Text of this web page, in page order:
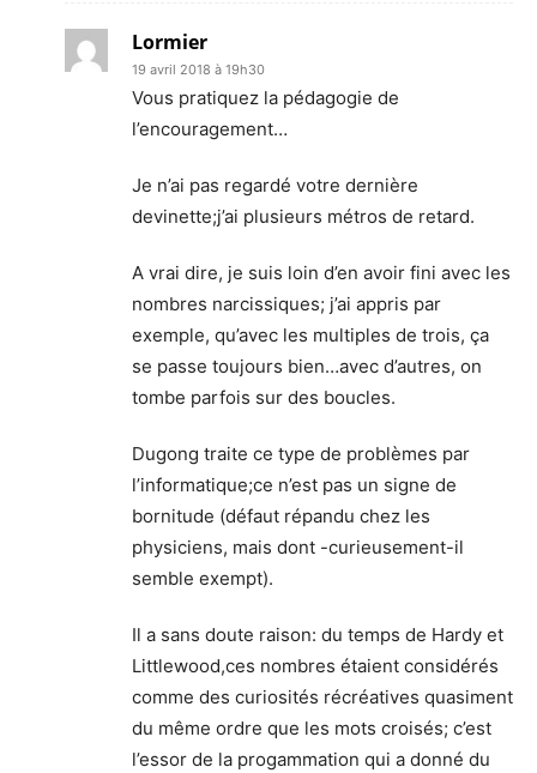
Lormier
19 avril 2018 à 19h30
Vous pratiquez la pédagogie de
l’encouragement…
Je n’ai pas regardé votre dernière
devinette;j’ai plusieurs métros de retard.
A vrai dire, je suis loin d’en avoir fini avec les
nombres narcissiques; j’ai appris par
exemple, qu’avec les multiples de trois, ça
se passe toujours bien…avec d’autres, on
tombe parfois sur des boucles.
Dugong traite ce type de problèmes par
l’informatique;ce n’est pas un signe de
bornitude (défaut répandu chez les
physiciens, mais dont -curieusement-il
semble exempt).
Il a sans doute raison: du temps de Hardy et
Littlewood,ces nombres étaient considérés
comme des curiosités récréatives quasiment
du même ordre que les mots croisés; c’est
l’essor de la progammation qui a donné du